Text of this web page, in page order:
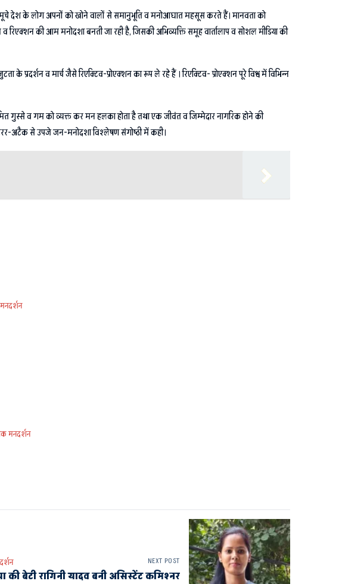
समूचे देश के लोग अपनों को खोने वालों से समानुभूति व मनोआघात महसूस करते हैं। मानवता को
रिएक्शन की आम मनोदशा बनती जा रही है, जिसकी अभिव्यक्ति समूह वार्तालाप व सोशल मीडिया की
प्रदर्शन व मार्च जैसे रिएक्टिव-प्रोएक्शन का रूप ले रहे हैं । रिएक्टिव- प्रोएक्शन पूरे विश्व में विभिन्न
गुस्से व गम को व्यक्त कर मन हलका होता है तथा एक जीवंत व जिम्मेदार नागरिक होने की
अटैक से उपजे जन-मनोदशा विश्लेषण संगोष्ठी में कही।
मनदर्शन
NEXT POST
की बेटी रागिनी यादव बनी असिस्टेंट कमिश्नर